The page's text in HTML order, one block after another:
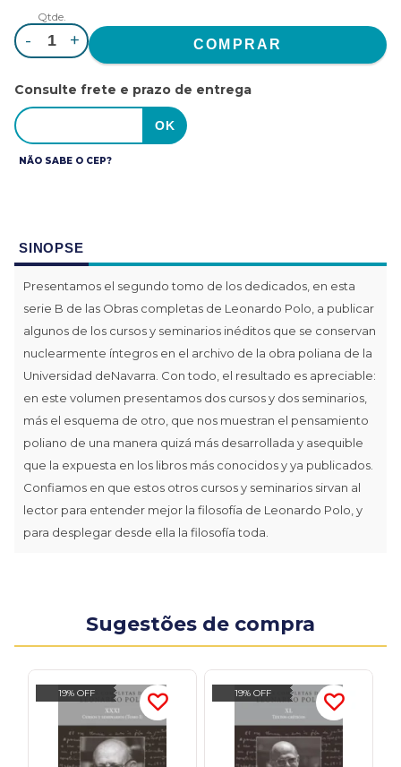
Qtde.
- +
Consulte frete e prazo de entrega
NÃO SABE O CEP?
SINOPSE
Presentamos el segundo tomo de los dedicados, en esta
serie B de las Obras completas de Leonardo Polo, a publicar
algunos de los cursos y seminarios inéditos que se conservan
nuclearmente íntegros en el archivo de la obra poliana de la
Universidad deNavarra. Con todo, el resultado es apreciable:
en este volumen presentamos dos cursos y dos seminarios,
más el esquema de otro, que nos muestran el pensamiento
poliano de una manera quizá más desarrollada y asequible
que la expuesta en los libros más conocidos y ya publicados.
Confiamos en que estos otros cursos y seminarios sirvan al
lector para entender mejor la filosofía de Leonardo Polo, y
para desplegar desde ella la filosofía toda.
Sugestões de compra
19% OFF 19% OFF